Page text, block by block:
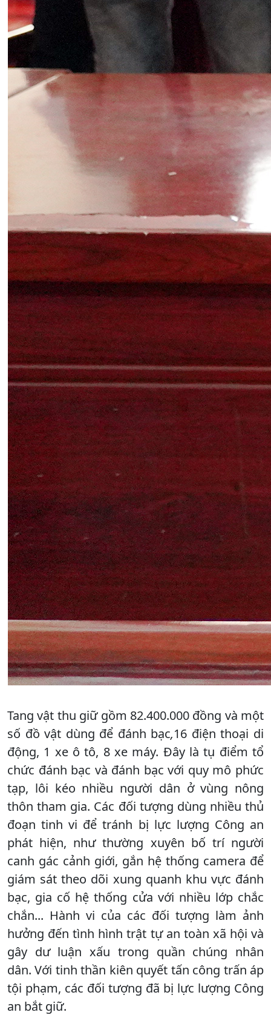
Tang vật thu giữ gồm 82.400.000 đồng và một
số đồ vật dùng để đánh bạc,16 điện thoại di
động, 1 xe ô tô, 8 xe máy. Đây là tụ điểm tổ
chức đánh bạc và đánh bạc với quy mô phức
tạp, lôi kéo nhiều người dân ở vùng nông
thôn tham gia. Các đối tượng dùng nhiều thủ
đoạn tinh vi để tránh bị lực lượng Công an
phát hiện, như thường xuyên bố trí người
canh gác cảnh giới, gắn hệ thống camera để
giám sát theo dõi xung quanh khu vực đánh
bạc, gia cố hệ thống cửa với nhiều lớp chắc
chắn... Hành vi của các đối tượng làm ảnh
hưởng đến tình hình trật tự an toàn xã hội và
gây dư luận xấu trong quần chúng nhân
dân. Với tinh thần kiên quyết tấn công trấn áp
tội phạm, các đối tượng đã bị lực lượng Công
an bắt giữ.